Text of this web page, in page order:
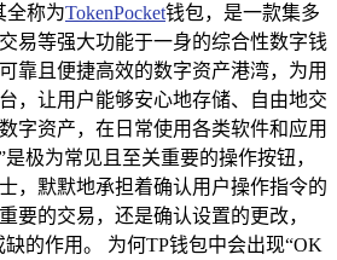
全称为TokenPocket钱包，是一款集多
易等强大功能于一身的综合性数字钱
靠且便捷高效的数字资产港湾，为用
，让用户能够安心地存储、自由地交
字资产，在日常使用各类软件和应用
极为常见且至关重要的操作按钮，
，默默地承担着确认用户操作指令的
要的交易，还是确认设置的更改，
的作用。 为何TP钱包中会出现“OK